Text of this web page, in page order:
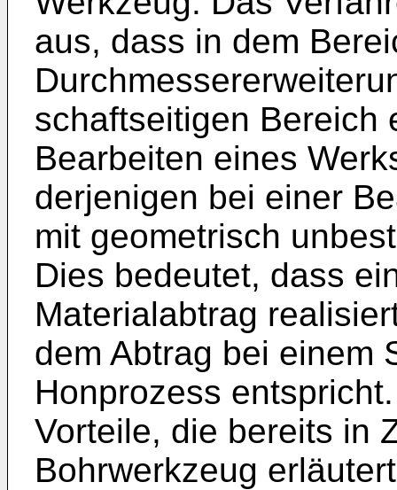
aus, dass in dem
schaftseitigen Bereich
Bearbeiten eines
derjenigen bei einer
mit geometrisch
Dies bedeutet, dass
Materialabtrag
dem Abtrag bei einem
Honprozess
Vorteile, die bereits in
Bohrwerkzeug